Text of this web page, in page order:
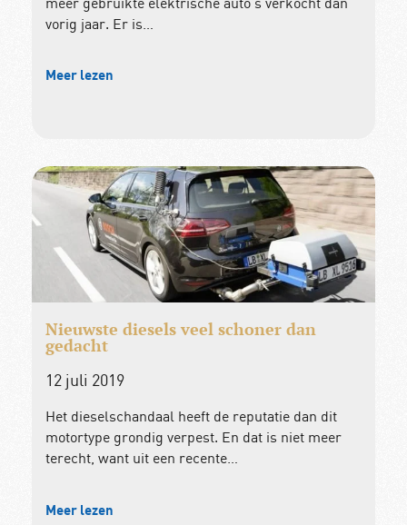
vorig jaar. Er is…
Meer lezen
Nieuwste diesels veel schoner dan
gedacht
12 juli 2019
Het dieselschandaal heeft de reputatie dan dit
motortype grondig verpest. En dat is niet meer
terecht, want uit een recente…
Meer lezen